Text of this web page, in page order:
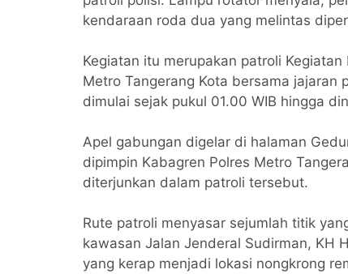
kendaraan roda dua yang melintas
Kegiatan itu merupakan patroli
Metro Tangerang Kota bersama jajaran
dimulai sejak pukul 01.00 WIB hingga
Apel gabungan digelar di halaman
dipimpin Kabagren Polres Metro
diterjunkan dalam patroli tersebut.
Rute patroli menyasar sejumlah titik
kawasan Jalan Jenderal Sudirman, KH
yang kerap menjadi lokasi nongkrong